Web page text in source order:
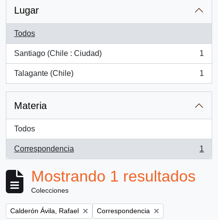
Lugar
Todos
Santiago (Chile : Ciudad)
, 1 resultados
1
Talagante (Chile)
, 1 resultados
1
Materia
Todos
Correspondencia
, 1 resultados
1
Mostrando 1 resultados
Colecciones
Remove filter:
Calderón Ávila, Rafael Remove filter:
Correspondencia